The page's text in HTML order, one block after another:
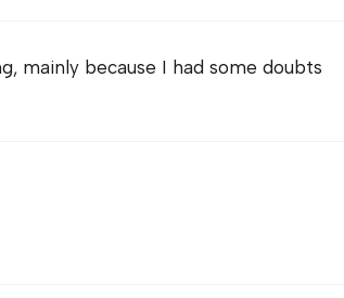
mainly because I had some doubts